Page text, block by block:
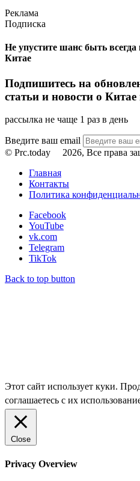
Реклама
Подписка
Не упустите шанс быть всегда
Китае
Подпишитесь на
статьи и новости о
рассылка не чаще 1 раз в день
Введите ваш email
© Prc.today
2026, Все права
Главная
Контакты
Политика
Facebook
YouTube
vk.com
Telegram
TikTok
Back to top button
Этот сайт использует куки.
соглашаетесь с их
Close
Privacy Overview